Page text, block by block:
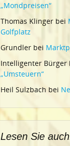
„Mondpreisen“
Thomas Klinger bei
Golfplatz
Grundler bei
Intelligenter Bürger
„Umsteuern“
Heil Sulzbach bei
Lesen Sie